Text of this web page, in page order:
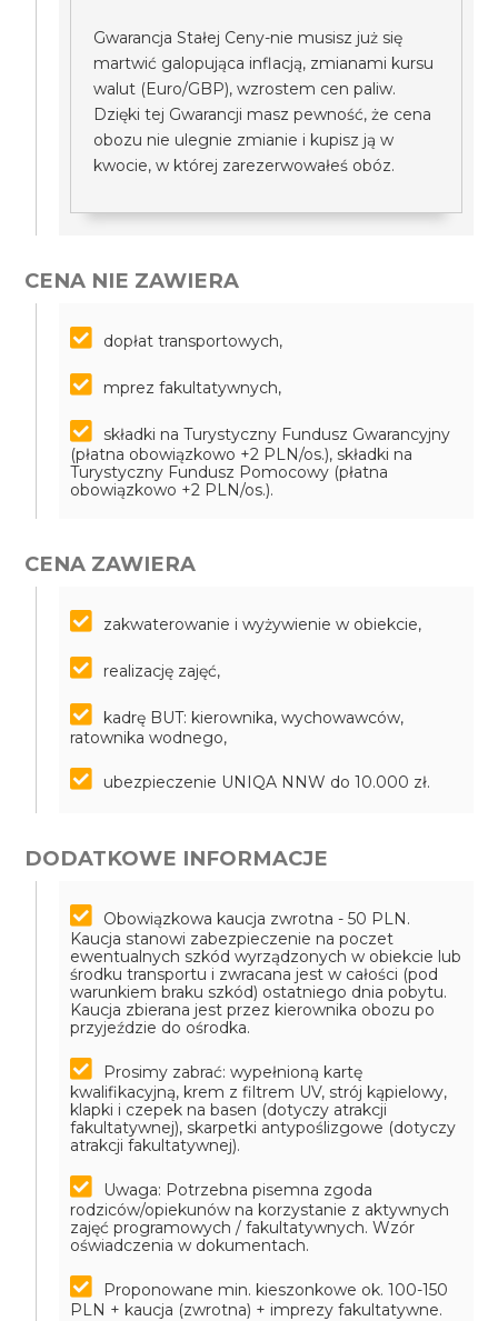
Gwarancja Stałej Ceny-nie musisz już się
martwić galopująca inflacją, zmianami kursu
walut (Euro/GBP), wzrostem cen paliw.
Dzięki tej Gwarancji masz pewność, że cena
obozu nie ulegnie zmianie i kupisz ją w
kwocie, w której zarezerwowałeś obóz.
CENA NIE ZAWIERA
dopłat transportowych,
mprez fakultatywnych,
składki na Turystyczny Fundusz Gwarancyjny
(płatna obowiązkowo +2 PLN/os.), składki na
Turystyczny Fundusz Pomocowy (płatna
obowiązkowo +2 PLN/os.).
CENA ZAWIERA
zakwaterowanie i wyżywienie w obiekcie,
realizację zajęć,
kadrę BUT: kierownika, wychowawców,
ratownika wodnego,
ubezpieczenie UNIQA NNW do 10.000 zł.
DODATKOWE INFORMACJE
Obowiązkowa kaucja zwrotna - 50 PLN.
Kaucja stanowi zabezpieczenie na poczet
ewentualnych szkód wyrządzonych w obiekcie lub
środku transportu i zwracana jest w całości (pod
warunkiem braku szkód) ostatniego dnia pobytu.
Kaucja zbierana jest przez kierownika obozu po
przyjeździe do ośrodka.
Prosimy zabrać: wypełnioną kartę
kwalifikacyjną, krem z filtrem UV, strój kąpielowy,
klapki i czepek na basen (dotyczy atrakcji
fakultatywnej), skarpetki antypoślizgowe (dotyczy
atrakcji fakultatywnej).
Uwaga: Potrzebna pisemna zgoda
rodziców/opiekunów na korzystanie z aktywnych
zajęć programowych / fakultatywnych. Wzór
oświadczenia w dokumentach.
Proponowane min. kieszonkowe ok. 100-150
PLN + kaucja (zwrotna) + imprezy fakultatywne.